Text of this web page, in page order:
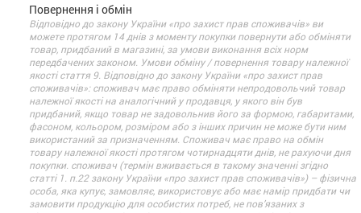
Повернення і обмін
Відповідно до закону України «про захист прав споживачів» ви
можете протягом 14 днів з моменту покупки повернути або обміняти
товар, придбаний в магазині, за умови виконання всіх норм
передбачених законом. Умови обміну / повернення товару належної
якості стаття 9. Відповідно до закону України «про захист прав
споживачів»: споживач має право обміняти непродовольчий товар
належної якості на аналогічний у продавця, у якого він був
придбаний, якщо товар не задовольнив його за формою, габаритами,
фасоном, кольором, розміром або з інших причин не може бути ним
використаний за призначенням. Споживач має право на обмін
товару належної якості протягом чотирнадцяти днів, не рахуючи дня
покупки. споживач (термін вживається в такому значенні згідно
статті 1. п.22 закону України «про захист прав споживачів») – фізична
особа, яка купує, замовляє, використовує або має намір придбати чи
замовити продукцію для особистих потреб, не пов’язаних з